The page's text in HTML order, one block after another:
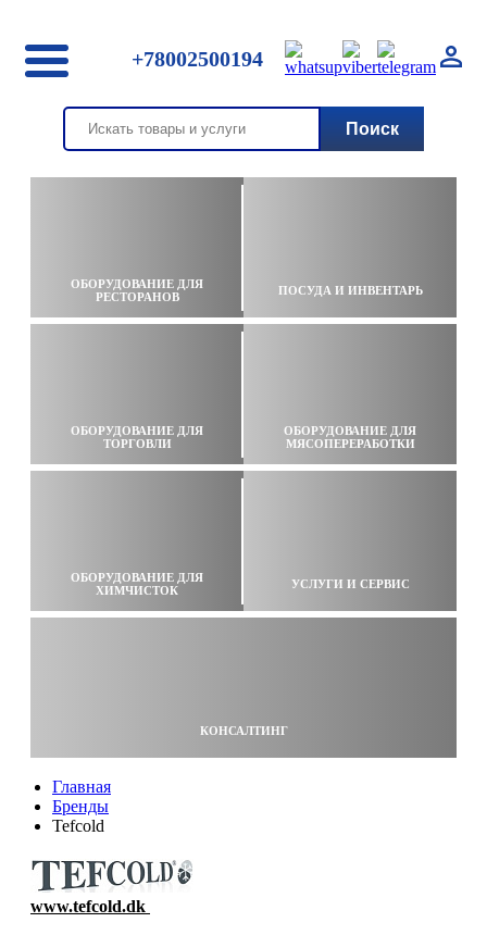
+78002500194
ОБОРУДОВАНИЕ ДЛЯ
РЕСТОРАНОВ
ПОСУДА И ИНВЕНТАРЬ
ОБОРУДОВАНИЕ ДЛЯ
ТОРГОВЛИ
ОБОРУДОВАНИЕ ДЛЯ
МЯСОПЕРЕРАБОТКИ
ОБОРУДОВАНИЕ ДЛЯ
ХИМЧИСТОК
УСЛУГИ И СЕРВИС
КОНСАЛТИНГ
Главная
Бренды
Tefcold
www.tefcold.dk